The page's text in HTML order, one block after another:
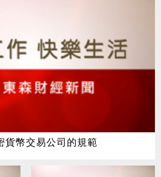
貨幣交易公司的規範